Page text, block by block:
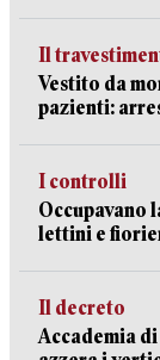
Il
Vestito da
pazienti:
I controlli
Occupavano
lettini e
Il decreto
Accademia